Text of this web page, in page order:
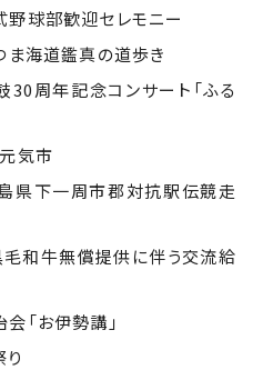
球部歓迎セレモニー
海道鑑真の道歩き
周年記念コンサート「ふる
気市
下一周市郡対抗駅伝競走
和牛無償提供に伴う交流給
「お伊勢講」